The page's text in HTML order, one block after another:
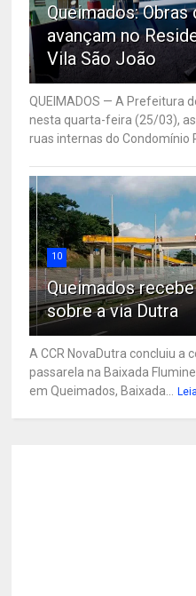
Queimados:
avançam no
Vila São João
QUEIMADOS — A Prefeitura
nesta quarta-feira (25/03),
ruas internas do Condomínio
10
Queimados
sobre a via Dutra
A CCR NovaDutra concluiu a
passarela na Baixada
em Queimados, Baixada...